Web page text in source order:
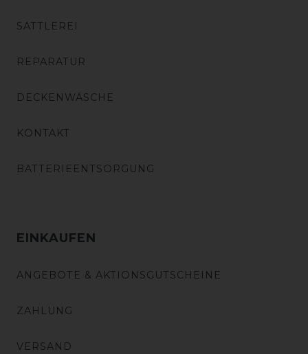
SATTLEREI
REPARATUR
DECKENWÄSCHE
KONTAKT
BATTERIEENTSORGUNG
EINKAUFEN
ANGEBOTE & AKTIONSGUTSCHEINE
ZAHLUNG
VERSAND